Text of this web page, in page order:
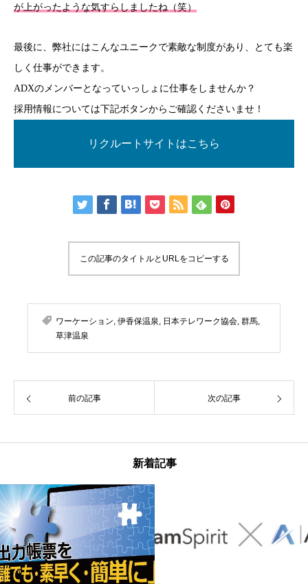
が上がったような気すらしましたね（笑）
最後に、弊社にはこんなユニークで素敵な制度があり、とても楽
しく仕事ができます。
ADXのメンバーとなっていっしょに仕事をしませんか？
採用情報については下記ボタンからご確認くださいませ！
リクルートサイトはこちら
この記事のタイトルとURLをコピーする
ワーケーション, 伊香保温泉, 日本テレワーク協会, 群馬,
草津温泉
前の記事 次の記事
新着記事